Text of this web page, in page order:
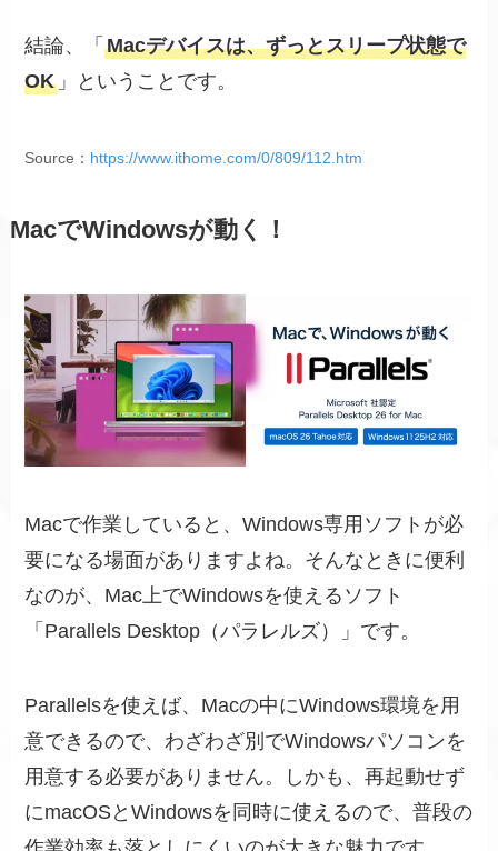
結論、「Macデバイスは、ずっとスリープ状態で
OK 」ということです。
Source： https://www.ithome.com/0/809/112.htm
MacでWindowsが動く！
Macで作業していると、Windows専用ソフトが必
要になる場面がありますよね。そんなときに便利
なのが、Mac上でWindowsを使えるソフト
「Parallels Desktop（パラレルズ）」です。
Parallelsを使えば、Macの中にWindows環境を用
意できるので、わざわざ別でWindowsパソコンを
用意する必要がありません。しかも、再起動せず
にmacOSとWindowsを同時に使えるので、普段の